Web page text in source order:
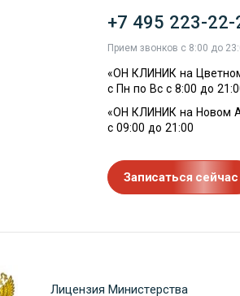
+7 495 223-22-
Прием звонков с 8:00 до
«ОН КЛИНИК на
с Пн по Вс с 8:00 до
«ОН КЛИНИК на Новом
с 09:00 до 21:00
Записаться сейчас
Лицензия Министерства